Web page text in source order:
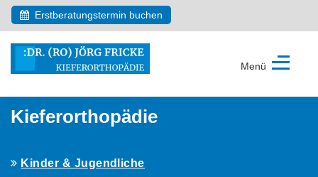
Erstberatungstermin buchen
medic-
stom.
(RO)
Fachzahnarzt
Menü
Kieferorthopädie
Kinder & Jugendliche